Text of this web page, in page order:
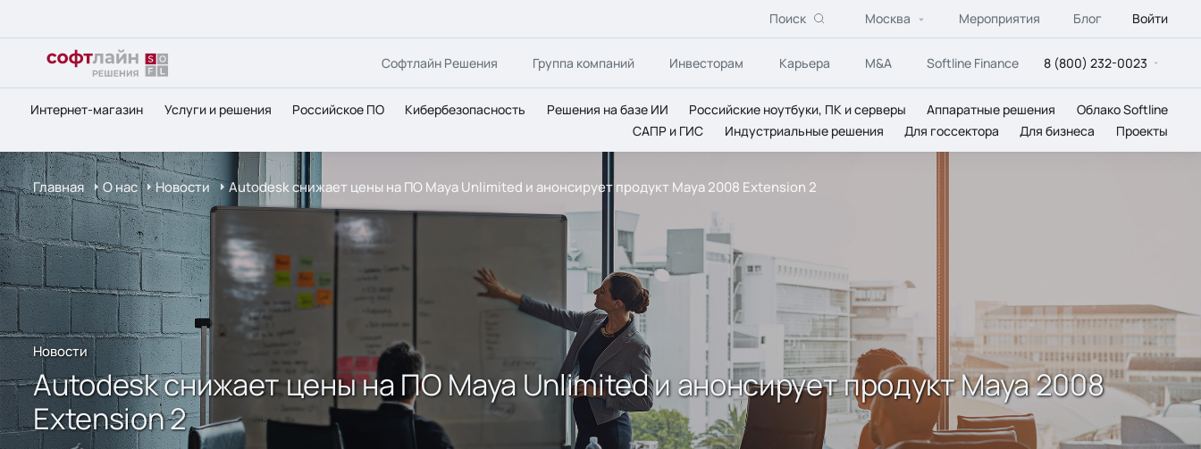
Поиск Москва Мероприятия Блог Войти
Софтлайн Решения Группа компаний Инвесторам Карьера M&A Softline Finance 8 (800) 232-0023
Интернет-магазин Услуги и решения Российское ПО Кибербезопасность Решения на базе ИИ Российские ноутбуки, ПК и серверы Аппаратные решения
Облако Softline
САПР и ГИС
Индустриальные решения Для госсектора Для бизнеса Проекты
Главная О нас Новости Autodesk снижает цены на ПО Maya Unlimited и анонсирует продукт Maya 2008 Extension 2
Новости
Autodesk снижает цены на ПО Maya Unlimited и анонсирует продукт Maya 2008
Extension 2